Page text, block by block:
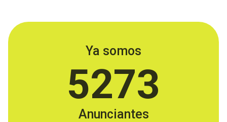
Ya somos
5273
Anunciantes